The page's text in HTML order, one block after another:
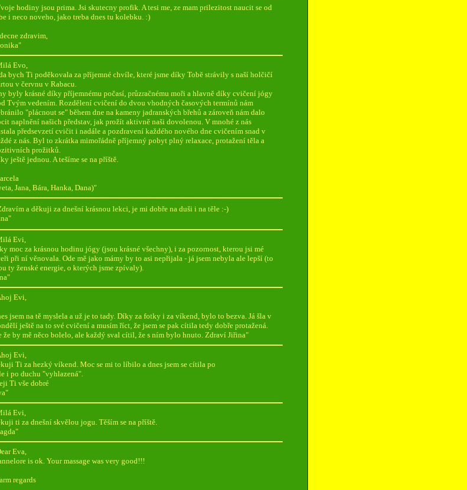
hodiny jsou prima. Jsi skutecny profik. A tesi me, ze mam prilezitost naucit se od
i neco noveho, jako treba dnes tu kolebku. :)
zdravim,
Evo,
bych Ti poděkovala za příjemné chvíle, které jsme díky Tobě strávily s naší holčičí
v červnu v Rabacu.
byly krásné díky příjemnému počasí, průzračnému moři a hlavně díky cvičení jógy
Tvým vedením. Rozdělení cvičení do dvou vhodných časových termínů nám
"plácnout se" během dne na kameny jadranských břehů a zároveň nám dalo
naplnění našich představ, jak prožít aktivně naši dovolenou. V mnohé z nás
předsevzetí cvičit i nadále a pozdravení každého nového dne cvičením snad v
z nás. Byl to zkrátka mimořádně příjemný pobyt plný relaxace, protažení těla a
prožitků.
ještě jednou. A tešíme se na příště.
Jana, Bára, Hanka, Dana)"
a děkuji za dnešní krásnou lekci, je mi dobře na duši i na těle :-)
Evi,
moc za krásnou hodinu jógy (jsou krásné všechny), i za pozornost, kterou jsi mé
při ní věnovala. Ode mě jako mámy by to asi nepřijala - já jsem nebyla ale lepší (to
ty ženské energie, o kterých jsme zpívaly).
Evi,
jsem na tě myslela a už je to tady. Díky za fotky i za víkend, bylo to bezva. Já šla v
ještě na to své cvičení a musím říct, že jsem se pak cítila tedy dobře protažená.
že by mě něco bolelo, ale každý sval cítil, že s ním bylo hnuto. Zdraví Jiřina"
Evi,
Ti za hezký víkend. Moc se mi to líbilo a dnes jsem se cítila po
i po duchu "vyhlazená".
Ti vše dobré
Evi,
ti za dnešní skvělou jogu. Těším se na příště.
Eva,
is ok. Your massage was very good!!!
regards